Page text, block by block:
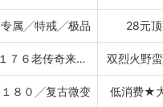
专属╱特戒╱极品 28元
１７６老传奇来了████████ 双烈火野
１８０╱复古微变 低消费★